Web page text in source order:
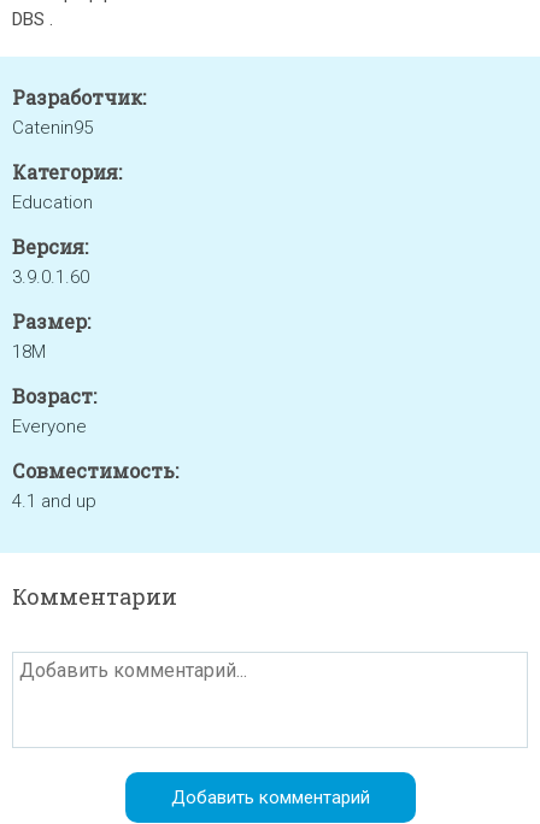
DBS .
Разработчик:
Catenin95
Категория:
Education
Версия:
3.9.0.1.60
Размер:
18M
Возраст:
Everyone
Совместимость:
4.1 and up
Комментарии